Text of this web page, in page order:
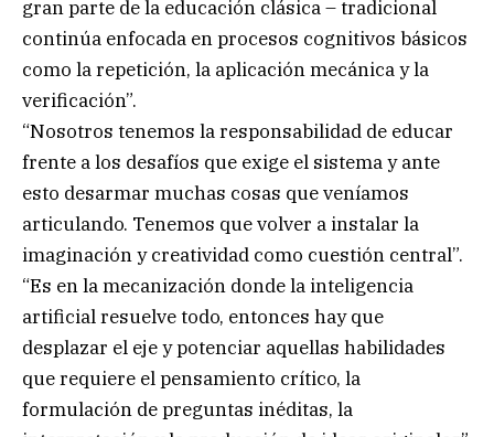
gran parte de la educación clásica – tradicional
continúa enfocada en procesos cognitivos básicos
como la repetición, la aplicación mecánica y la
verificación”.
“Nosotros tenemos la responsabilidad de educar
frente a los desafíos que exige el sistema y ante
esto desarmar muchas cosas que veníamos
articulando. Tenemos que volver a instalar la
imaginación y creatividad como cuestión central”.
“Es en la mecanización donde la inteligencia
artificial resuelve todo, entonces hay que
desplazar el eje y potenciar aquellas habilidades
que requiere el pensamiento crítico, la
formulación de preguntas inéditas, la